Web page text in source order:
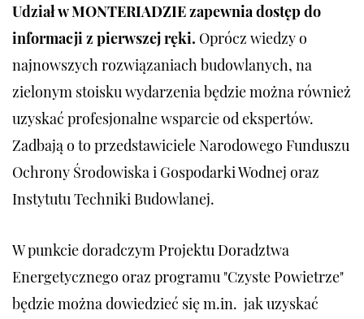
Udział w MONTERIADZIE zapewnia dostęp do
informacji z pierwszej ręki. Oprócz wiedzy o
najnowszych rozwiązaniach budowlanych, na
zielonym stoisku wydarzenia będzie można również
uzyskać profesjonalne wsparcie od ekspertów.
Zadbają o to przedstawiciele Narodowego Funduszu
Ochrony Środowiska i Gospodarki Wodnej oraz
Instytutu Techniki Budowlanej.
W punkcie doradczym Projektu Doradztwa
Energetycznego oraz programu "Czyste Powietrze"
będzie można dowiedzieć się m.in. jak uzyskać